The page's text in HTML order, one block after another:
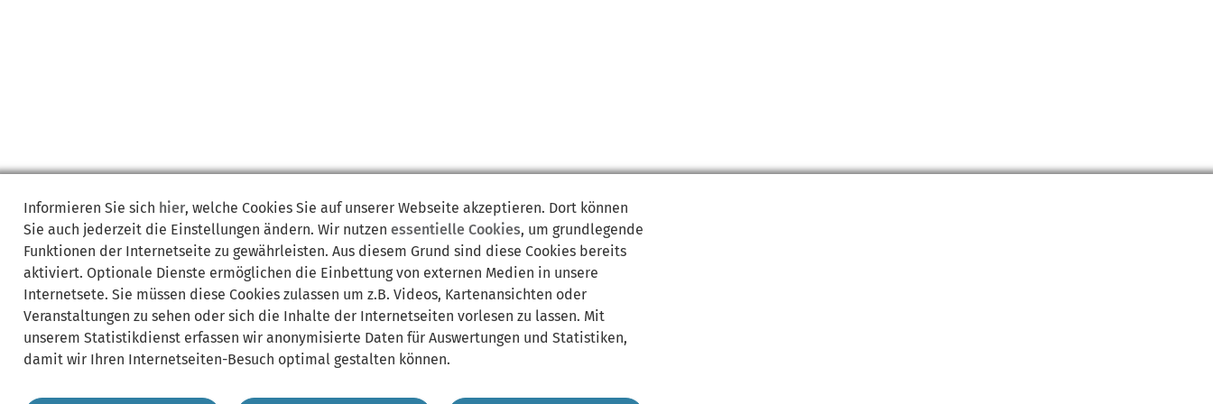
Informieren Sie sich hier, welche Cookies Sie auf unserer Webseite akzeptieren. Dort können
Sie auch jederzeit die Einstellungen ändern. Wir nutzen essentielle Cookies, um grundlegende
Funktionen der Internetseite zu gewährleisten. Aus diesem Grund sind diese Cookies bereits
aktiviert. Optionale Dienste ermöglichen die Einbettung von externen Medien in unsere
Internetsete. Sie müssen diese Cookies zulassen um z.B. Videos, Kartenansichten oder
Veranstaltungen zu sehen oder sich die Inhalte der Internetseiten vorlesen zu lassen. Mit
unserem Statistikdienst erfassen wir anonymisierte Daten für Auswertungen und Statistiken,
damit wir Ihren Internetseiten-Besuch optimal gestalten können.